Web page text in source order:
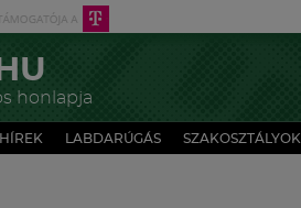
honlapja
HÍREK LABDARÚGÁS SZAKOSZTÁLYOK